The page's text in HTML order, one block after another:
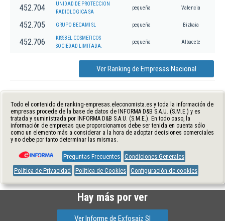
452.704
UNIDAD DE PROTECCION
RADIOLOGICA SA
pequeña Valencia
452.705 GRUPO BECAMI SL pequeña Bizkaia
452.706
KISSBEL COSMETICOS
SOCIEDAD LIMITADA.
pequeña Albacete
Ver Ranking de Empresas Nacional
Todo el contenido de ranking-empresas.eleconomista.es y toda la información de
empresas procede de la base de datos de INFORMA D&B S.A.U. (S.M.E.) y es
tratada y suministrada por INFORMA D&B S.A.U. (S.M.E.). En todo caso, la
información de empresas que proporcionamos debe ser tenida en cuenta sólo
como un elemento más a considerar a la hora de adoptar decisiones comerciales
y no debe por tanto determinar las mismas.
Preguntas Frecuentes Condiciones Generales
Política de Privacidad
Política de Cookies Configuración de cookies
Hay más por ver
Ver Informe de Exfosaiz Sl